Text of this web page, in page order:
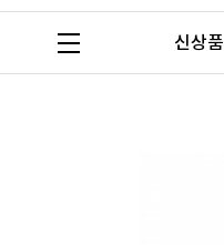
신상품